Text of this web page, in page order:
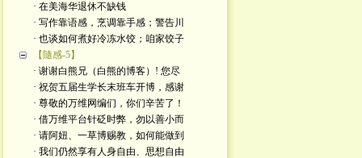
· 在美海华退休不缺钱
· 写作靠语感，烹调靠手感；警告川
· 也谈如何煮好冷冻水饺；咱家饺子
【隨感-5】
· 谢谢白熊兄（白熊的博客）! 您尽
· 祝贺五届生学长末班车开博，感谢
· 尊敬的万维网编们，你们辛苦了！
· 借万维平台针砭时弊，勿以善小而
· 请阿妞、一草博赐教，如何能做到
· 我们仍然享有人身自由、思想自由